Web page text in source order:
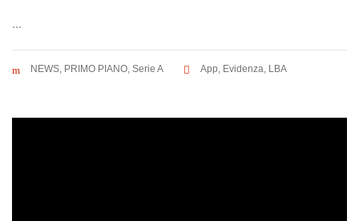
...
NEWS, PRIMO PIANO, Serie A App, Evidenza, LBA